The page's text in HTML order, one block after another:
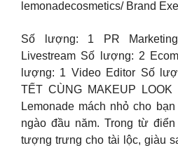
lemonadecosmetics/ Brand
Số lượng: 1 PR
Livestream Số lượng: 2
lượng: 1 Video Editor Số
TẾT CÙNG MAKEUP
Lemonade mách nhỏ cho
ngào đầu năm. Trong từ
tượng trưng cho tài lộc, giàu